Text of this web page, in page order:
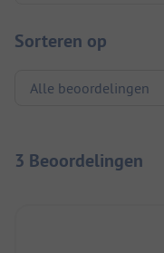
Sorteren op
3 Beoordelingen